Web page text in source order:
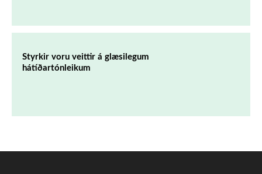
Styrkir voru veittir á glæsilegum
hátíðartónleikum